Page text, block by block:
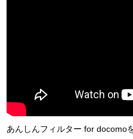
あんしんフィルター for docomo